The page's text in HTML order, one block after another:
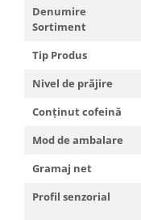
Denumire
Sortiment
Tip Produs
Nivel de prăjire
Conținut cofeină
Mod de ambalare
Gramaj net
Profil senzorial